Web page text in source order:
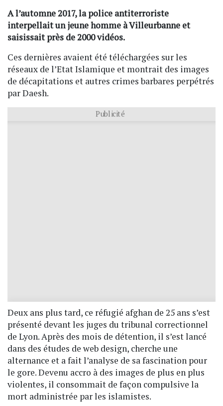
A l’automne 2017, la police antiterroriste
interpellait un jeune homme à Villeurbanne et
saisissait près de 2000 vidéos.
Ces dernières avaient été téléchargées sur les
réseaux de l’Etat Islamique et montrait des images
de décapitations et autres crimes barbares perpétrés
par Daesh.
Publicité
Deux ans plus tard, ce réfugié afghan de 25 ans s’est
présenté devant les juges du tribunal correctionnel
de Lyon. Après des mois de détention, il s’est lancé
dans des études de web design, cherche une
alternance et a fait l’analyse de sa fascination pour
le gore. Devenu accro à des images de plus en plus
violentes, il consommait de façon compulsive la
mort administrée par les islamistes.